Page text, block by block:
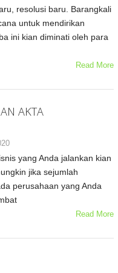
resolusi baru. Barangkali
untuk mendirikan
ini kian diminati oleh para
Read More
AKTA
yang Anda jalankan kian
jika sejumlah
perusahaan yang Anda
Read More